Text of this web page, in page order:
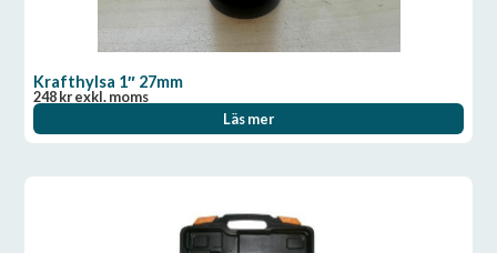
Krafthylsa 1″ 27mm
248krexkl. moms
Läs mer